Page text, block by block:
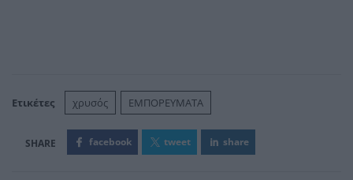
Ετικέτες χρυσός ΕΜΠΟΡΕΥΜΑΤΑ
facebook tweet share